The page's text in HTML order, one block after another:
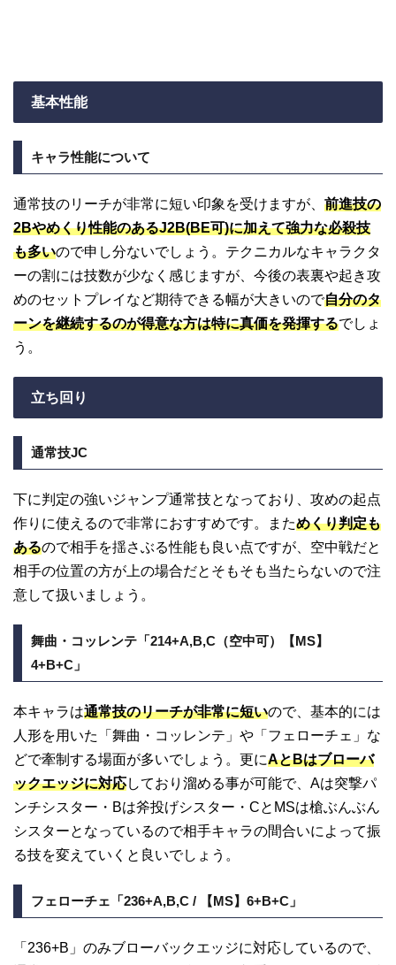
基本性能
キャラ性能について
通常技のリーチが非常に短い印象を受けますが、 前進技の
2Bやめくり性能のあるJ2B(BE可)に加えて強力な必殺技
も多いので申し分ないでしょう。テクニカルなキャラクタ
ーの割には技数が少なく感じますが、今後の表裏や起き攻
めのセットプレイなど期待できる幅が大きいので自分のタ
ーンを継続するのが得意な方は特に真価を発揮するでしょ
う。
立ち回り
通常技JC
下に判定の強いジャンプ通常技となっており、攻めの起点
作りに使えるので非常におすすめです。まためくり判定も
あるので相手を揺さぶる性能も良い点ですが、空中戦だと
相手の位置の方が上の場合だとそもそも当たらないので注
意して扱いましょう。
舞曲・コッレンテ「214+A,B,C（空中可）【MS】
4+B+C」
本キャラは通常技のリーチが非常に短いので、基本的には
人形を用いた「舞曲・コッレンテ」や「フェローチェ」な
どで牽制する場面が多いでしょう。更にAとBはブローバ
ックエッジに対応しており溜める事が可能で、Aは突撃パ
ンチシスター・Bは斧投げシスター・CとMSは槍ぶんぶん
シスターとなっているので相手キャラの間合いによって振
る技を変えていくと良いでしょう。
フェローチェ「236+A,B,C / 【MS】6+B+C」
「236+B」のみブローバックエッジに対応しているので、